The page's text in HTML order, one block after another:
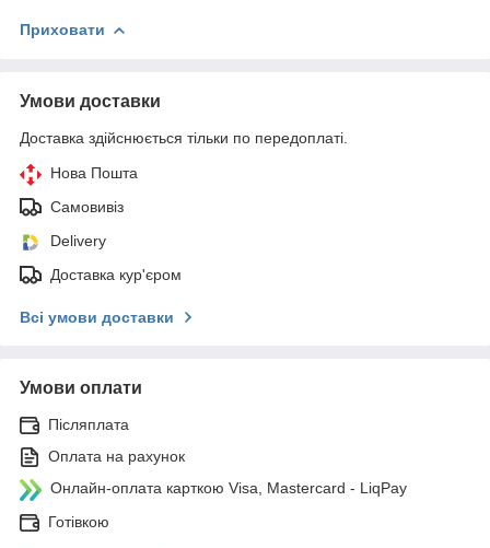
Приховати
Умови доставки
Доставка здійснюється тільки по передоплаті.
Нова Пошта
Самовивіз
Delivery
Доставка кур'єром
Всі умови доставки
Умови оплати
Післяплата
Оплата на рахунок
Онлайн-оплата карткою Visa, Mastercard - LiqPay
Готівкою